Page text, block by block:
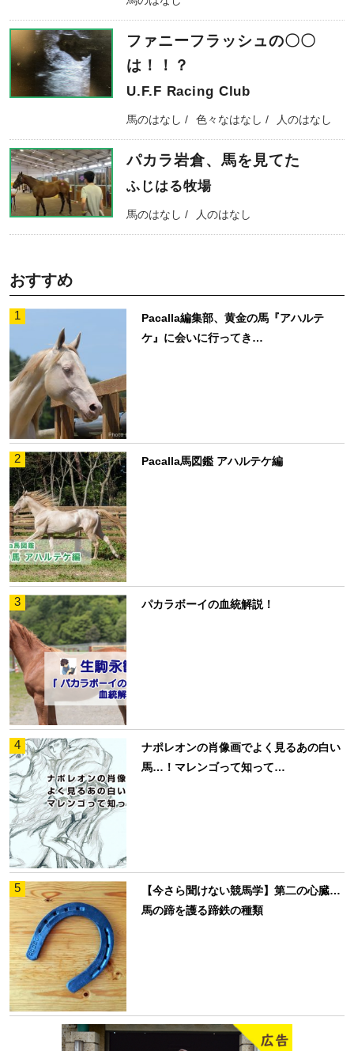
ファニーフラッシュの〇〇
は！！？
U.F.F Racing Club
馬のはなし 色々なはなし 人のはなし
パカラ岩倉、馬を見てた
ふじはる牧場
馬のはなし 人のはなし
おすすめ
1
Pacalla編集部、黄金の馬『アハルテ
ケ』に会いに行ってき…
2 Pacalla馬図鑑 アハルテケ編
3 パカラボーイの血統解説！
4
ナポレオンの肖像画でよく見るあの白い
馬…！マレンゴって知って…
5
【今さら聞けない競馬学】第二の心臓…
馬の蹄を護る蹄鉄の種類